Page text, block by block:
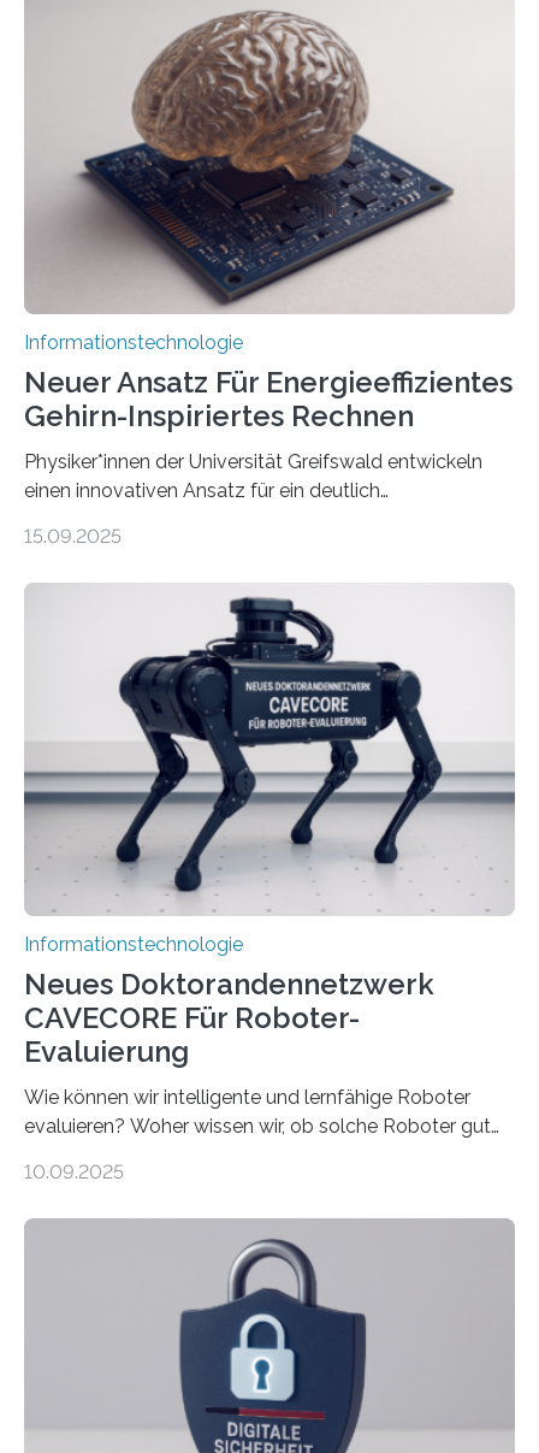
der MindPort GmbH eine neuartige, KI-gestützte
Lösung zur Erzeugung von Emotionen für realistische
Avatare. Gen-AIvatar entwickelt innovative und
kosteneffiziente Methoden, um lebensechte Avatare zu
erstellen. „Besonders wichtig ist uns eine ganzheitliche
Animation, bei der Stimme, Körperbewegung, Gestik
und Mimik im Einklang sind…
Informationstechnologie
Neuer Ansatz Für Energieeffizientes
Gehirn-Inspiriertes Rechnen
Physiker*innen der Universität Greifswald entwickeln
einen innovativen Ansatz für ein deutlich
Lösungsweg ist inspiriert vom menschlichen Gehirn. Die
stellt die heutige Computertechnik vor
Herausforderungen. Herkömmliche Silizium-
Prozessoren stoßen an ihre Grenzen: Sie verbrauchen
viel Energie, die Speicher- und Verarbeitungseinheiten
sind voneinander getrennt und die Datenübertragung
bremst komplexe Anwendungen aus. Da KI-Modelle
immer größer werden und riesige Datenmengen
verarbeiten müssen, steigt der Bedarf an neuen
Rechenarchitekturen. Neben Quantencomputern
rücken dabei insbesondere…
15.09.2025
Informationstechnologie
Neues Doktorandennetzwerk
CAVECORE Für Roboter-
Evaluierung
Wie können wir intelligente und lernfähige Roboter
evaluieren? Woher wissen wir, ob solche Roboter gut
sich CAVECORE – ein neues Marie Skłodowska-Curie
koordiniert wird. Ab dem 1. September werden sich
über einen Zeitraum von vier Jahren insgesamt 15
Promovierende im Rahmen von CAVECORE mit
kognitiven Robotern beschäftigen – also mit Robotern,
die mittels Sensoren ihre Umgebung erfassen,
Informationen verarbeiten und häufig auch mit…
10.09.2025